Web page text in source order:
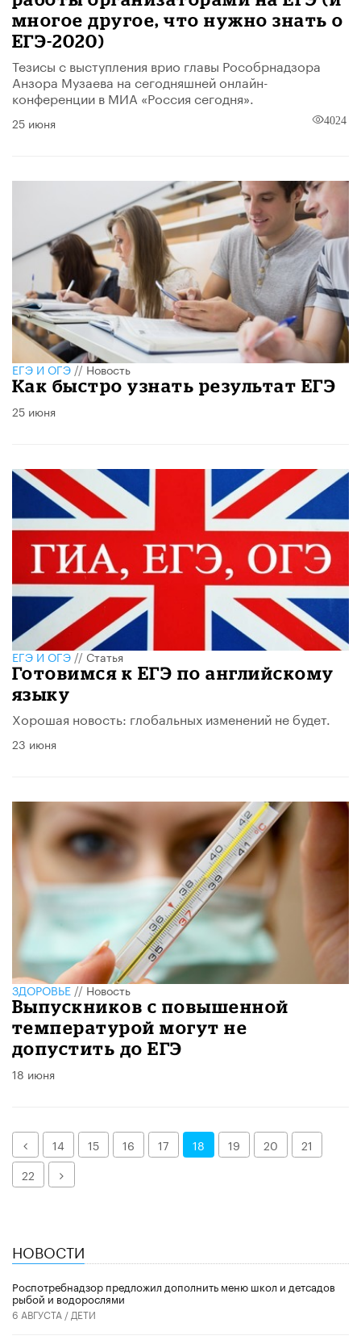
многое другое, что нужно знать о
ЕГЭ-2020)
Тезисы с выступления врио главы Рособрнадзора
Анзора Музаева на сегодняшней онлайн-
конференции в МИА «Россия сегодня».
25 июня 4024
ЕГЭ И ОГЭ//Новость
Как быстро узнать результат ЕГЭ
25 июня
ЕГЭ И ОГЭ//Статья
Готовимся к ЕГЭ по английскому
языку
Хорошая новость: глобальных изменений не будет.
23 июня
ЗДОРОВЬЕ//Новость
Выпускников с повышенной
температурой могут не
допустить до ЕГЭ
18 июня
Назад14 15 16 17 18 19 20
21
22
Далее
НОВОСТИ
Роспотребнадзор предложил дополнить меню школ и детсадов
рыбой и водорослями
6 АВГУСТА / ДЕТИ